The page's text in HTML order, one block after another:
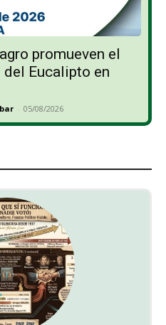
promueven el
Eucalipto en
- 05/08/2026